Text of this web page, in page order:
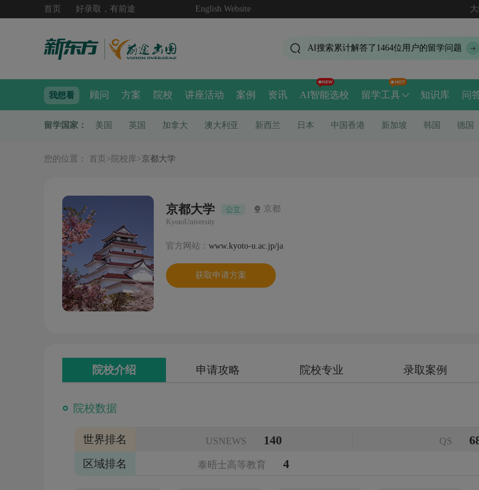
首页 好录取，有前途 English Website
AI搜索累计解答了 1464位用户的留学问题
我想看 顾问 方案 院校 讲座活动 案例 资讯 AI智能选校 留学工具 知识库 问
留学国家： 美国 英国 加拿大 澳大利亚 新西兰 日本 中国香港 新加坡 韩国 德国
您的位置： 首页 > 院校库>京都大学
京都大学 公立 京都
KyotoUniversity
官方网站： www.kyoto-u.ac.jp/ja
获取申请方案
院校介绍 申请攻略 院校专业 录取案例
院校数据
世界排名 USNEWS 140 QS
泰晤士高等教育 68
区域排名 泰晤士高等教育 4